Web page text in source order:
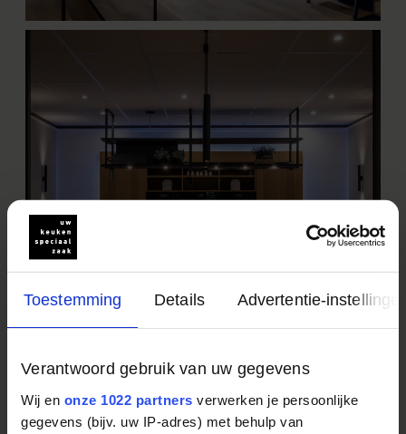
Toestemming Details Advertentie-
Verantwoord gebruik van uw gegevens
Wij en onze 1022 partners verwerken je persoonlijke
gegevens (bijv. uw IP-adres) met behulp van